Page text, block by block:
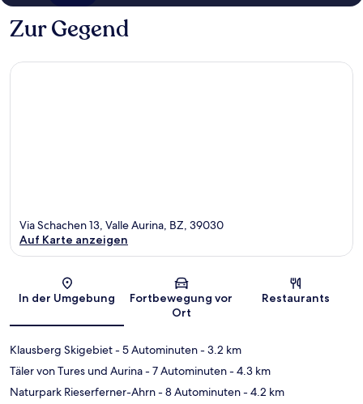
Zur Gegend
Karte
Via Schachen 13, Valle Aurina, BZ, 39030
Auf Karte anzeigen
In der Umgebung
Fortbewegung vor
Ort
Restaurants
Klausberg Skigebiet- 5 Autominuten- 3.2 km
Täler von Tures und Aurina- 7 Autominuten- 4.3 km
Naturpark Rieserferner-Ahrn- 8 Autominuten- 4.2 km